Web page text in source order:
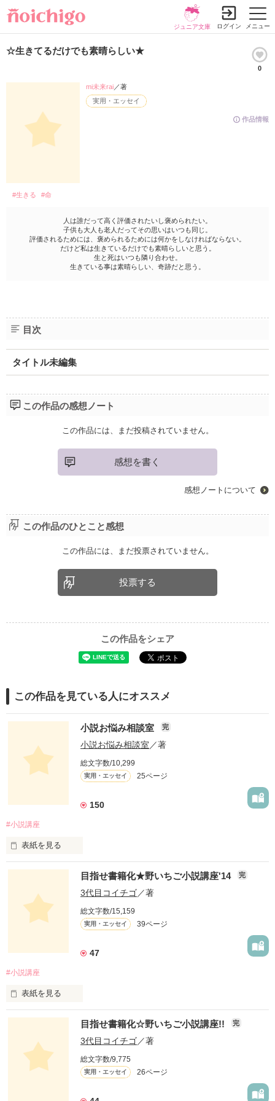
メニュー
ジュニア文庫 ログイン
☆生きてるだけでも素晴らしい★
0
作品情報
実用・エッセイ
mi未来rai／著
#生きる #命
人は誰だって高く評価されたいし褒められたい。
子供も大人も老人だってその思いはいつも同じ。
評価されるためには、褒められるためには何かをしなければならない。
だけど私は生きているだけでも素晴らしいと思う。
生と死はいつも隣り合わせ。
生きている事は素晴らしい、奇跡だと思う。
目次
タイトル未編集
この作品の感想ノート
この作品には、まだ投稿されていません。
感想を書く
感想ノートについて
この作品のひとこと感想
この作品には、まだ投票されていません。
投票する
この作品をシェア
この作品を見ている人にオススメ
小説お悩み相談室 完
小説お悩み相談室 ／著
総文字数/10,299
実用・エッセイ 25ページ
150
#小説講座
表紙を見る
こんにちは☆
野いちご編集部です(*^^*)
「もっともっと、上手に書けるようになりた～い！」
「書籍化ってどうやったら声がかかるの？」
『小説お悩み相談室』を開設しました(*^^*)
事前に募集していたみなさんの小説のお悩みに答えています☆
ぜひのぞいてみてね♪
作品を読む
目指せ書籍化★野いちご小説講座'14 完
3代目コイチゴ／著
総文字数/15,159
実用・エッセイ 39ページ
47
#小説講座
表紙を見る
「もっともっと、上手に書けるようになりた～い！」
みなさんの声にお応えして、
２０１４年版として帰ってきました！
目指せ書籍化☆野いちご小説講座!! 完
3代目コイチゴ／著
総文字数/9,775
実用・エッセイ 26ページ